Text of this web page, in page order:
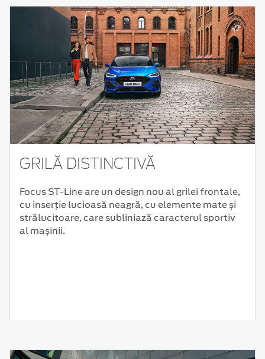
GRILĂ DISTINCTIVĂ
Focus ST-Line are un design nou al grilei frontale,
cu inserție lucioasă neagră, cu elemente mate și
strălucitoare, care subliniază caracterul sportiv
al mașinii.